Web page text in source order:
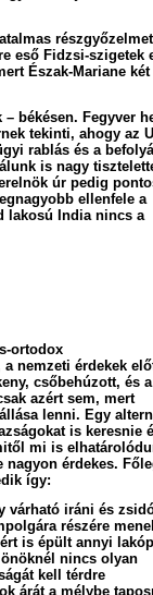
részgyőzelmet
eső Fidzsi-szigetek
Észak-Mariane
békésen. Fegyver
tekinti, ahogy az
rablás és a
is nagy
úr pedig
ellenfele a
lakosú India nincs a
ortodox
nemzeti érdekek
csőbehúzott, és a
azért sem, mert
lenni. Egy
is keresnie
mi is
nagyon érdekes.
így:
várható iráni és
részére
is épült annyi
nincs olyan
kell térdre
árát a mélybe